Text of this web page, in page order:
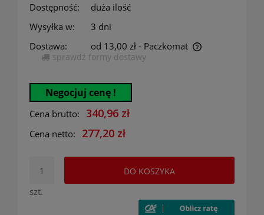
Dostępność:
duża ilość
Wysyłka w:
3 dni
Dostawa:
od 13,00 zł - Paczkomat
Cena nie zawiera ewentualnych kosztów płatności
sprawdź formy dostawy
Negocjuj cenę !
Cena brutto: 340,96 zł
Cena netto: 277,20 zł
szt.
DO KOSZYKA